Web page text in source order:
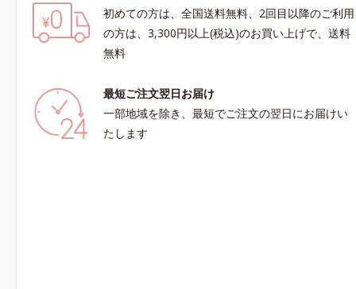
初めての方は、全国送料無料、2回目以降のご利用
の方は、3,300円以上(税込)のお買い上げで、送料
無料
最短ご注文翌日お届け
一部地域を除き、最短でご注文の翌日にお届けい
たします